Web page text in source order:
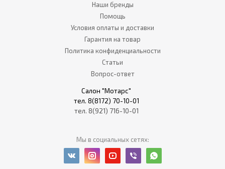
Наши бренды
Помощь
Условия оплаты и доставки
Гарантия на товар
Политика конфиденциальности
Статьи
Вопрос-ответ
Салон "Мотарс"
тел. 8(8172) 70-10-01
тел. 8(921) 716-10-01
Мы в социальных сетях: